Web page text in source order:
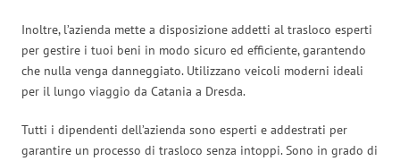
Inoltre, l’azienda mette a disposizione addetti al trasloco esperti
per gestire i tuoi beni in modo sicuro ed efficiente, garantendo
che nulla venga danneggiato. Utilizzano veicoli moderni ideali
per il lungo viaggio da Catania a Dresda.
Tutti i dipendenti dell’azienda sono esperti e addestrati per
garantire un processo di trasloco senza intoppi. Sono in grado di